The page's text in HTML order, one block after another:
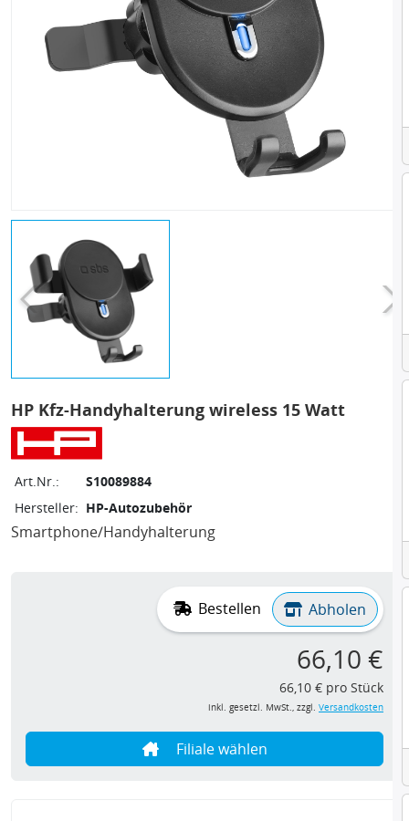
HP Kfz-Handyhalterung wireless 15 Watt
Art.Nr.:
S10089884
Hersteller: HP-Autozubehör
Smartphone/Handyhalterung
Bestellen Abholen
66,10 €
66,10 € pro Stück
inkl. gesetzl. MwSt., zzgl. Versandkosten
Filiale wählen